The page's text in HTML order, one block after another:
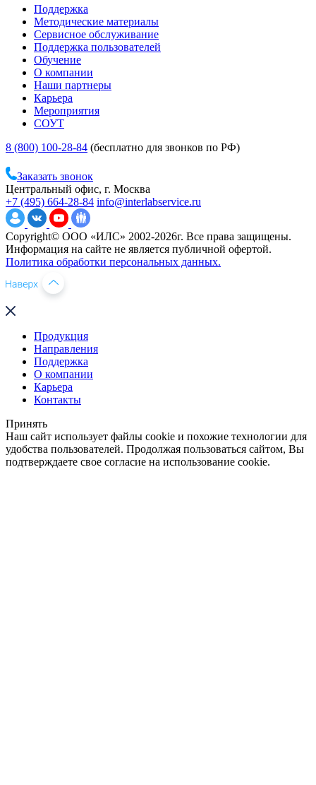
Поддержка
Методические материалы
Сервисное обслуживание
Поддержка пользователей
Обучение
О компании
Наши партнеры
Карьера
Мероприятия
СОУТ
8 (800) 100-28-84 (бесплатно для звонков по РФ)
Заказать звонок
Центральный офис, г. Москва
+7 (495) 664-28-84 info@interlabservice.ru
Copyright© ООО «ИЛС» 2002-2026г. Все права защищены.
Информация на сайте не является публичной офертой.
Политика обработки персональных данных.
Продукция
Направления
Поддержка
О компании
Карьера
Контакты
Принять
Наш сайт использует файлы cookie и похожие технологии для
удобства пользователей. Продолжая пользоваться сайтом, Вы
подтверждаете свое согласие на использование cookie.